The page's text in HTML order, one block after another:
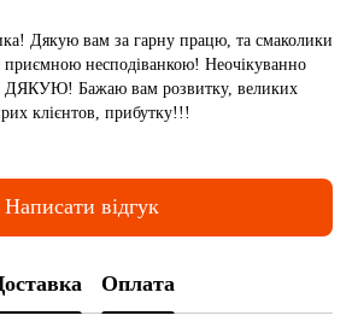
Дякую вам за гарну працю, та смаколики
несподіванкою! Неочікуванно
ДЯКУЮ! Бажаю вам розвитку, великих
клієнтов, прибутку!!!
Написати відгук
Оплата